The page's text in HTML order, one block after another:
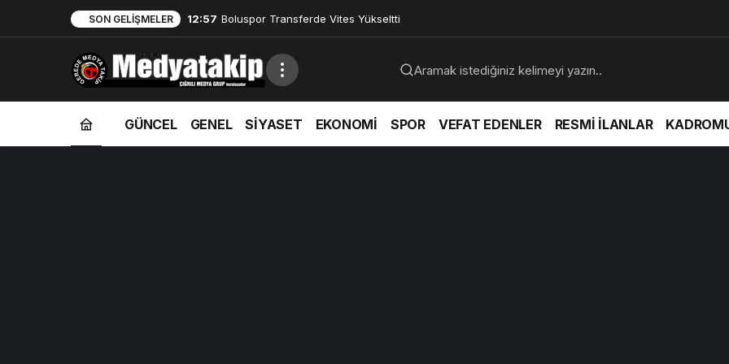
SON GELIŞMELER 12:57 Boluspor Transferde Vites Yükseltti
GÜNCEL GENEL SİYASET EKONOMİ SPOR VEFAT EDENLER RESMİ İLANLAR